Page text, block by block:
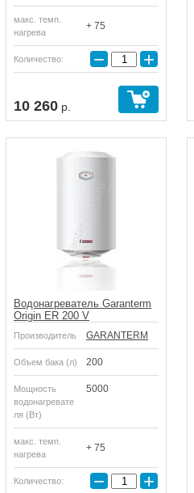
макс. темп.
нагрева
+ 75
Количество: − +
10 260 р.
Водонагреватель Garanterm
Origin ER 200 V
Производитель GARANTERM
Объем бака (л) 200
Мощность
водонагревате
ля (Вт)
5000
макс. темп.
нагрева
+ 75
Количество: − +